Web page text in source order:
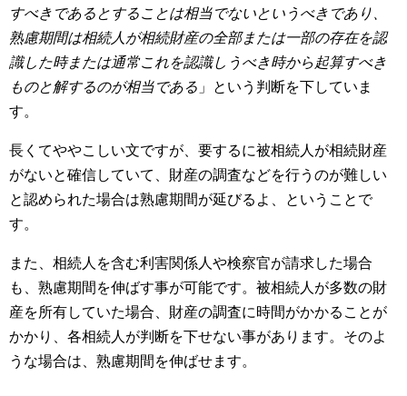
すべきであるとすることは相当でないというべきであり、
熟慮期間は相続人が相続財産の全部または一部の存在を認
識した時または通常これを認識しうべき時から起算すべき
ものと解するのが相当である 」という判断を下していま
す。
長くてややこしい文ですが、要するに被相続人が相続財産
がないと確信していて、財産の調査などを行うのが難しい
と認められた場合は熟慮期間が延びるよ、ということで
す。
また、相続人を含む利害関係人や検察官が請求した場合
も、熟慮期間を伸ばす事が可能です。被相続人が多数の財
産を所有していた場合、財産の調査に時間がかかることが
かかり、各相続人が判断を下せない事があります。そのよ
うな場合は、熟慮期間を伸ばせます。